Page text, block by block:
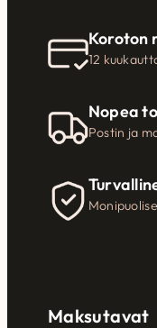
Koroton
12
Nopea
Postin ja
Maksutavat